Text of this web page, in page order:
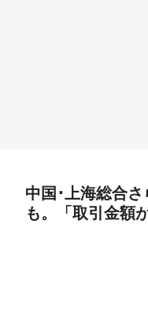
中国･上海総合
も。「取引金額